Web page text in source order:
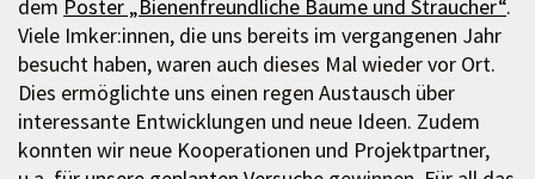
dem Poster „Bienenfreundliche Bäume und Sträucher“.
Viele Imker:innen, die uns bereits im vergangenen Jahr
besucht haben, waren auch dieses Mal wieder vor Ort.
Dies ermöglichte uns einen regen Austausch über
interessante Entwicklungen und neue Ideen. Zudem
konnten wir neue Kooperationen und Projektpartner,